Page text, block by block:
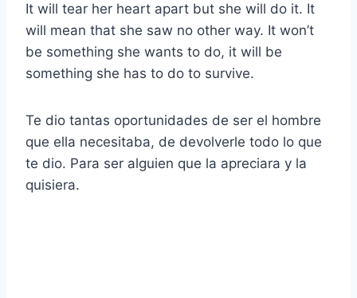
It will tear her heart apart but she will do it. It
will mean that she saw no other way. It won’t
be something she wants to do, it will be
something she has to do to survive.
Te dio tantas oportunidades de ser el hombre
que ella necesitaba, de devolverle todo lo que
te dio. Para ser alguien que la apreciara y la
quisiera.